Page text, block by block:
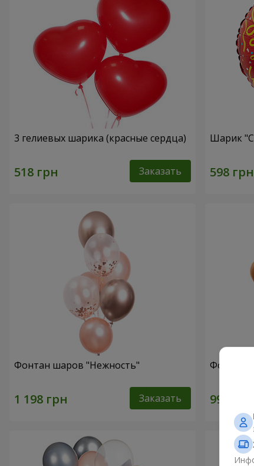
3 гелиевых шарика (красные сердца)
Заказать
Шарик
Фонтан шаров "Нежность"
Заказать
Фонтан